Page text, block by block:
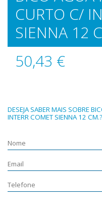
CURTO C/
SIENNA 12
50,43 €
DESEJA SABER MAIS SOBRE
INTERR COMET SIENNA 12 CM.?